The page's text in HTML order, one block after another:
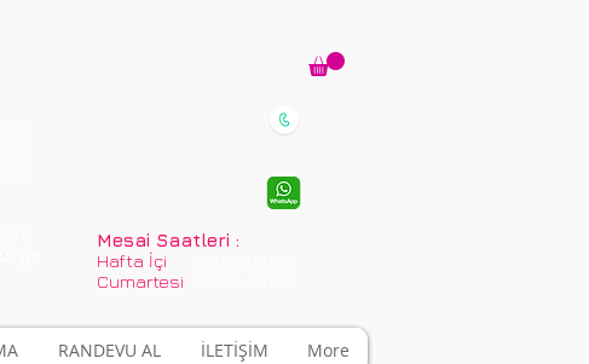
Mesai Saatleri :
Hafta İçi
Cumartesi
RANDEVU AL İLETİŞİM More